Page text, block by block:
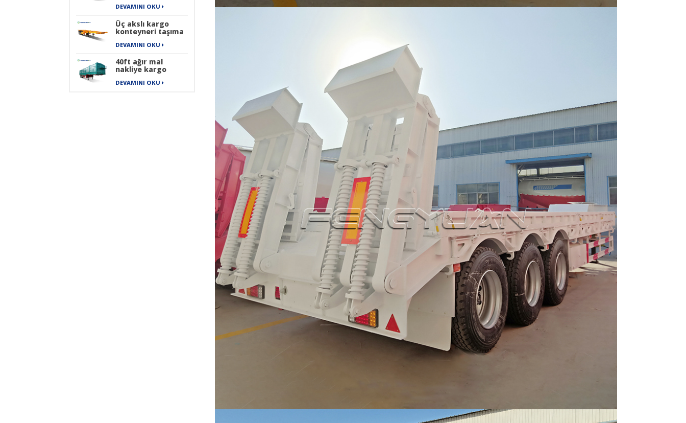
DEVAMINI OKU
Üç akslı kargo
konteyneri taşıma
iskeleti yarı
römork
DEVAMINI OKU
40ft ağır mal
nakliye kargo
römork
DEVAMINI OKU